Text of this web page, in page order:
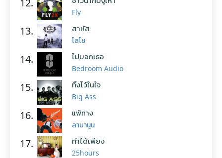
12.
Fly
13. สาหัส
โลโซ
14. ไม่บอกเธอ
Bedroom Audio
15. ทิ้งไว้ในใจ
Big Ass
16. แพ้ทาง
ลาบานูน
17. ทำได้เพียง
25hours